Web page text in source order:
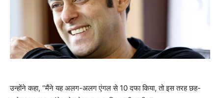
उन्होंने कहा, “मैंने यह अलग-अलग एंगल से 10 दफा किया, तो इस तरह छह-